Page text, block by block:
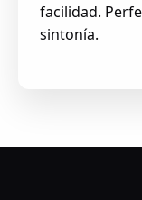
facilidad.
sintonía.